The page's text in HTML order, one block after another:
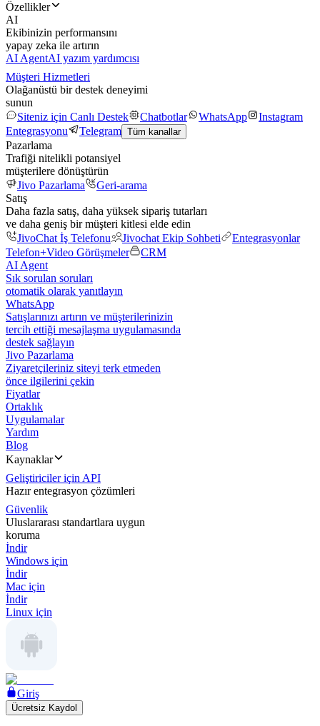
Özellikler
AI
Ekibinizin performansını
yapay zeka ile artırın
AI AgentAI yazım yardımcısı
Müşteri Hizmetleri
Olağanüstü bir destek deneyimi
sunun
Siteniz için Canlı Destek
Chatbotlar WhatsApp
Instagram
Entegrasyonu
Telegram Tüm kanallar
Pazarlama
Trafiği nitelikli potansiyel
müşterilere dönüştürün
Jivo Pazarlama
Geri-arama
Satış
Daha fazla satış, daha yüksek sipariş tutarları
ve daha geniş bir müşteri kitlesi elde edin
JivoChat İş Telefonu
Jivochat Ekip Sohbeti
Entegrasyonlar
Telefon+Video Görüşmeler
CRM
AI Agent
Sık sorulan soruları
otomatik olarak yanıtlayın
WhatsApp
Satışlarınızı artırın ve müşterilerinizin
tercih ettiği mesajlaşma uygulamasında
destek sağlayın
Jivo Pazarlama
Ziyaretçileriniz siteyi terk etmeden
önce ilgilerini çekin
Fiyatlar
Ortaklık
Uygulamalar
Yardım
Blog
Kaynaklar
Geliştiriciler için API
Hazır entegrasyon çözümleri
Güvenlik
Uluslararası standartlara uygun
koruma
İndir
Windows için
İndir
Mac için
İndir
Linux için
Giriş
Ücretsiz Kaydol